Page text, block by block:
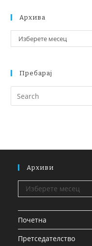
Архива
Изберете месец
Пребарај
Архиви
Изберете месец
Почетна
Претседателство